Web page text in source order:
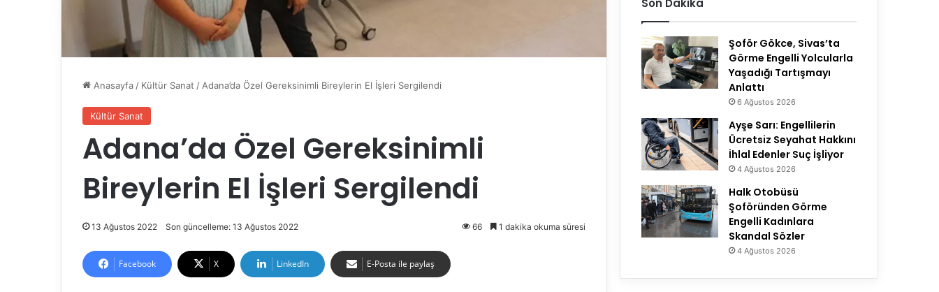
Anasayfa/ Kültür Sanat /Adana’da Özel Gereksinimli Bireylerin El İşleri Sergilendi
Kültür Sanat
Adana’da Özel Gereksinimli
Bireylerin El İşleri Sergilendi
13 Ağustos 2022 Son güncelleme: 13 Ağustos 2022 66 1 dakika okuma süresi
Facebook X LinkedIn E-Posta ile paylaş
Son Dakika
Şoför Gökce, Sivas’ta
Görme Engelli Yolcularla
Yaşadığı Tartışmayı
Anlattı
6 Ağustos 2026
Ayşe Sarı: Engellilerin
Ücretsiz Seyahat Hakkını
İhlal Edenler Suç İşliyor
4 Ağustos 2026
Halk Otobüsü
Şoföründen Görme
Engelli Kadınlara
Skandal Sözler
4 Ağustos 2026